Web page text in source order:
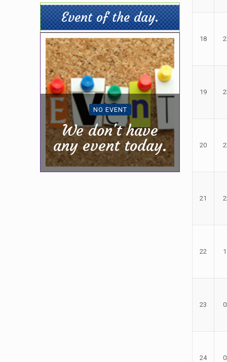
Event of the day.
NO EVENT
We don't have
any event today.
18
19
20
21
22
23
24